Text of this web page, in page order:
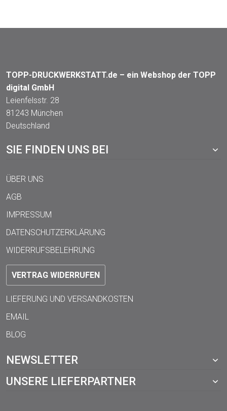
TOPP-DRUCKWERKSTATT.de – ein Webshop der TOPP
digital GmbH
Leienfelsstr. 28
81243 München
Deutschland
SIE FINDEN UNS BEI
ÜBER UNS
AGB
IMPRESSUM
DATENSCHUTZERKLÄRUNG
WIDERRUFSBELEHRUNG
VERTRAG WIDERRUFEN
LIEFERUNG UND VERSANDKOSTEN
EMAIL
BLOG
NEWSLETTER
UNSERE LIEFERPARTNER